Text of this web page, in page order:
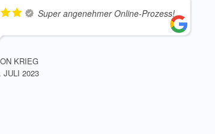
Super angenehmer Online-Prozess!
KRIEG
JULI 2023